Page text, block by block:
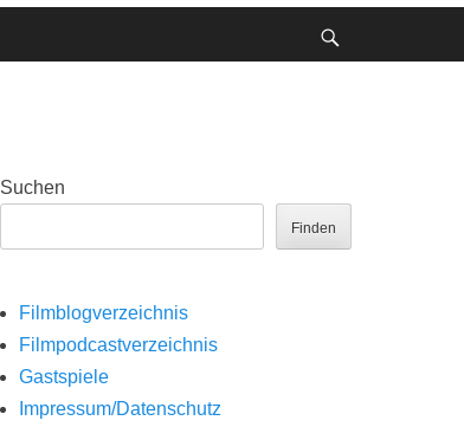
Suchen
Finden
Filmblogverzeichnis
Filmpodcastverzeichnis
Gastspiele
Impressum/Datenschutz